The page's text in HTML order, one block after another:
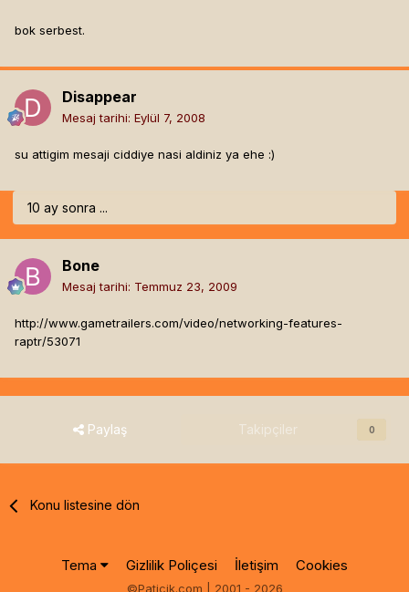
bok serbest.
Disappear
Mesaj tarihi: Eylül 7, 2008
su attigim mesaji ciddiye nasi aldiniz ya ehe :)
10 ay sonra ...
Bone
Mesaj tarihi: Temmuz 23, 2009
http://www.gametrailers.com/video/networking-features-
raptr/53071
Paylaş Takipçiler 0
Konu listesine dön
Tema Gizlilik Poliçesi İletişim Cookies
©Paticik.com | 2001 - 2026